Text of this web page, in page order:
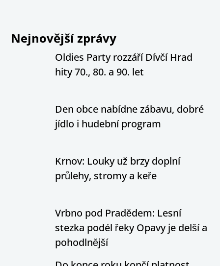
Nejnovější zprávy
Oldies Party rozzáří Dívčí Hrad
hity 70., 80. a 90. let
Den obce nabídne zábavu, dobré
jídlo i hudební program
Krnov: Louky už brzy doplní
průlehy, stromy a keře
Vrbno pod Pradědem: Lesní
stezka podél řeky Opavy je delší a
pohodlnější